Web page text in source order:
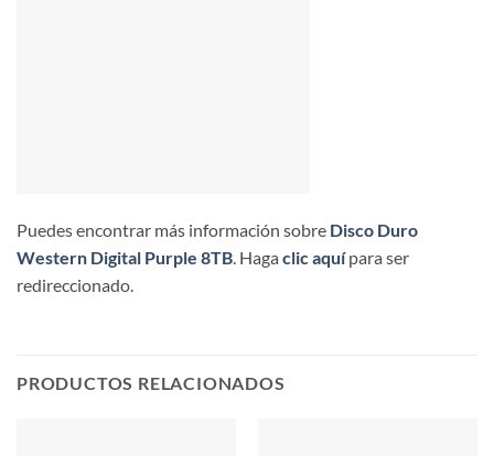
Puedes encontrar más información sobre Disco Duro
Western Digital Purple 8TB. Haga clic aquípara ser
redireccionado.
PRODUCTOS RELACIONADOS